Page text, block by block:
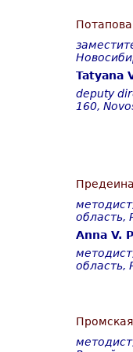
Tatyana
deputy
160,
область,
Anna V.
область,